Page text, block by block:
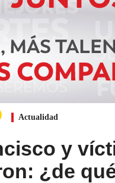
Actualidad
y
¿de